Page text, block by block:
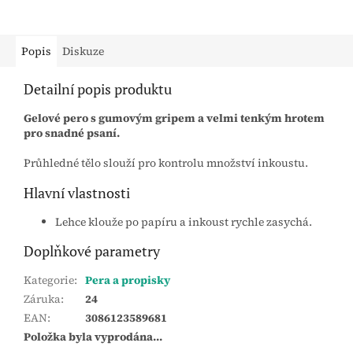
Popis Diskuze
Detailní popis produktu
Gelové pero s gumovým gripem a velmi tenkým hrotem
pro snadné psaní.
Průhledné tělo slouží pro kontrolu množství inkoustu.
Hlavní vlastnosti
Lehce klouže po papíru a inkoust rychle zasychá.
Doplňkové parametry
Kategorie: Pera a propisky
Záruka:
24
EAN:
3086123589681
Položka byla vyprodána…